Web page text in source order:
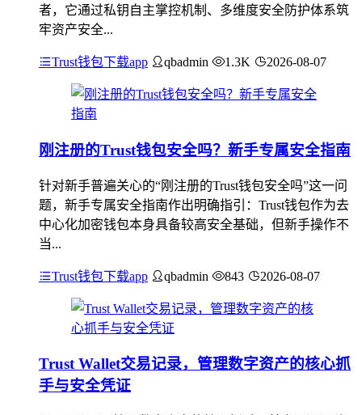
者，它通过私钥自主掌控机制、多维度安全防护体系筑
牢资产安全...
Trust钱包下载app qbadmin 1.3K 2026-08-07
刚注册的Trust钱包安全吗？新手专属安全指南
针对新手普遍关心的“刚注册的Trust钱包安全吗”这一问
题，新手专属安全指南作出明确指引：Trust钱包作为去
中心化加密钱包本身具备较高安全基础，但新手操作不
当...
Trust钱包下载app qbadmin 843 2026-08-07
Trust Wallet交易记录，管理数字资产的核心抓
手与安全凭证